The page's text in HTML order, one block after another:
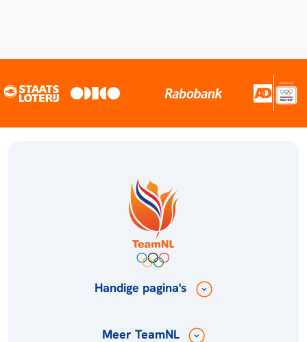
Handige pagina's
Meer TeamNL